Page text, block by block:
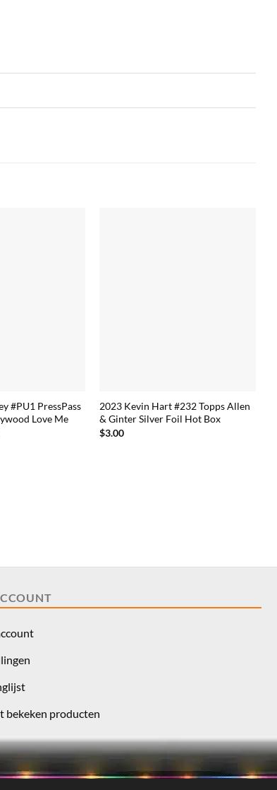
#PU1 PressPass
Love Me
2023 Kevin Hart #232 Topps Allen
& Ginter Silver Foil Hot Box
$3.00
bekeken producten